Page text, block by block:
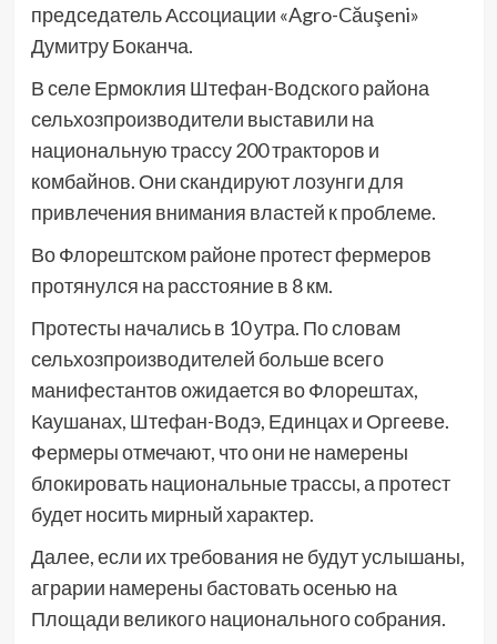
председатель Ассоциации «Agro-Căuşeni»
Думитру Боканча.
В селе Ермоклия Штефан-Водского района
сельхозпроизводители выставили на
национальную трассу 200 тракторов и
комбайнов. Они скандируют лозунги для
привлечения внимания властей к проблеме.
Во Флорештском районе протест фермеров
протянулся на расстояние в 8 км.
Протесты начались в 10 утра. По словам
сельхозпроизводителей больше всего
манифестантов ожидается во Флорештах,
Каушанах, Штефан-Водэ, Единцах и Оргееве.
Фермеры отмечают, что они не намерены
блокировать национальные трассы, а протест
будет носить мирный характер.
Далее, если их требования не будут услышаны,
аграрии намерены бастовать осенью на
Площади великого национального собрания.